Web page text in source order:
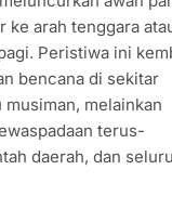
ke arah tenggara
Peristiwa ini
bencana di sekitar
melainkan
terus-
daerah, dan